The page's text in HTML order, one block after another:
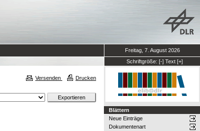
Freitag, 7. August 2026
Schriftgröße: [-] Text [+]
Versenden Drucken
Blättern
Neue Einträge
Dokumentenart